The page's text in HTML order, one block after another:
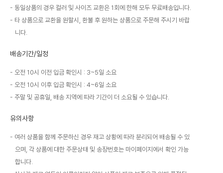
동일상품의 경우 컬러 및 사이즈 교환은 1회에 한해 모두 무료배송입니다.
타 상품으로 교환을 원할시, 환불 후 원하는 상품으로 주문해 주시기 바랍
니다.
배송기간/일정
오전 10시 이전 입금 확인시 : 3~5일 소요
오전 10시 이후 입금 확인시 : 4~6일 소요
주말 및 공휴일, 배송 지역에 따라 기간이 더 소요될 수 있습니다.
유의사항
여러 상품을 함께 주문하신 경우 재고 상황에 따라 분리되어 배송될 수 있
으며, 각 상품에 대한 주문상태 및 송장번호는 마이페이지에서 확인 가능
합니다.